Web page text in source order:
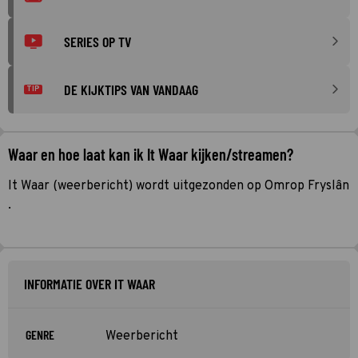
SERIES OP TV
TIP DE KIJKTIPS VAN VANDAAG
Waar en hoe laat kan ik It Waar kijken/streamen?
It Waar (weerbericht) wordt uitgezonden op Omrop Fryslân
.
INFORMATIE OVER IT WAAR
GENRE Weerbericht